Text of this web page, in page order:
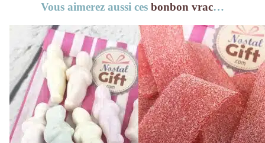
Vous aimerez aussi ces bonbon vrac…